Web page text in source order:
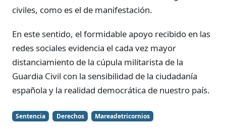
civiles, como es el de manifestación.
En este sentido, el formidable apoyo recibido en las
redes sociales evidencia el cada vez mayor
distanciamiento de la cúpula militarista de la
Guardia Civil con la sensibilidad de la ciudadanía
española y la realidad democrática de nuestro país.
Sentencia Derechos Mareadetricornios